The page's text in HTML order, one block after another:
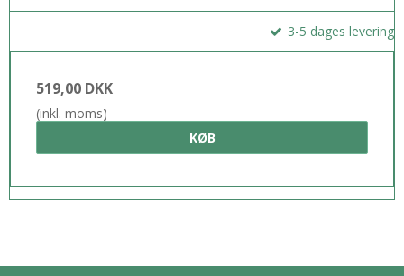
3-5 dages levering
519,00 DKK
(inkl. moms)
KØB